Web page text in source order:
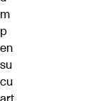
m
p
en
su
cu